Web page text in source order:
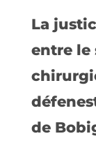
La
entre le
de